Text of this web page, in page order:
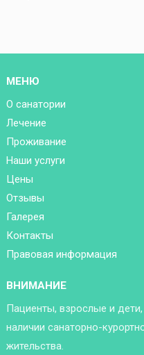
МЕНЮ
О санатории
Лечение
Проживание
Наши услуги
Цены
Отзывы
Галерея
Контакты
Правовая информация
ВНИМАНИЕ
Пациенты, взрослые и
наличии санаторно-
жительства.